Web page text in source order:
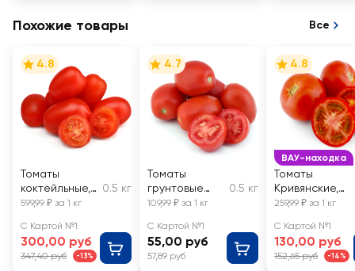
Похожие товары Все
4.8
Томаты
коктейльные,
весовые
0.5 кг
599,99 ₽ за 1 кг
С Картой №1
300,00 руб
347,40 руб -13%
4.7
Томаты
грунтовые
сливовидные,
0.5 кг
109,99 ₽ за 1 кг
С Картой №1
55,00 руб
57,89 руб
ВАУ-находка
4.8
Томаты
Кривянские,
весовые
259,99 ₽ за 1 кг
С Картой №1
130,00 руб
152,65 руб -14%